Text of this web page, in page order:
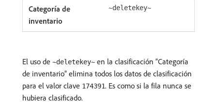
~deletekey~
El uso de ~deletekey~ en la clasificación “Categoría
de inventario” elimina todos los datos de clasificación
para el valor clave 174391. Es como si la fila nunca se
hubiera clasificado.